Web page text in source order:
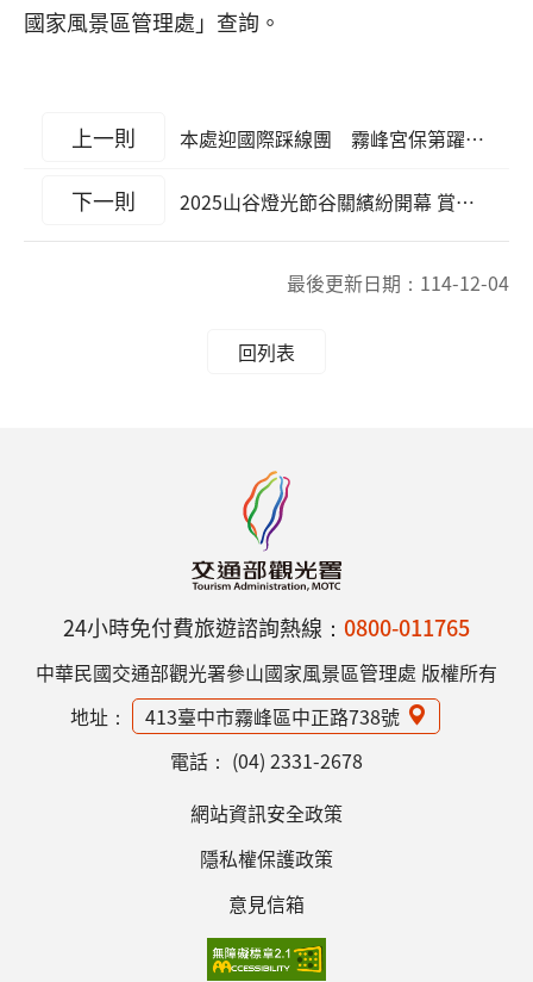
國家風景區管理處」查詢。
上一則 本處迎國際踩線團 霧峰宮保第躍升文化與永續新亮點
下一則 2025山谷燈光節谷關繽紛開幕 賞燈、泡湯歡度浪漫聖誕節
最後更新日期： 114-12-04
回列表
24小時免付費旅遊諮詢熱線： 0800-011765
中華民國交通部觀光署參山國家風景區管理處 版權所有
地址：
413臺中市霧峰區中正路738號
電話： (04) 2331-2678
網站資訊安全政策
隱私權保護政策
意見信箱